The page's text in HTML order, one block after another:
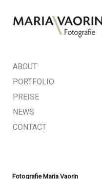
ABOUT
PORTFOLIO
PREISE
NEWS
CONTACT
Fotografie Maria Vaorin